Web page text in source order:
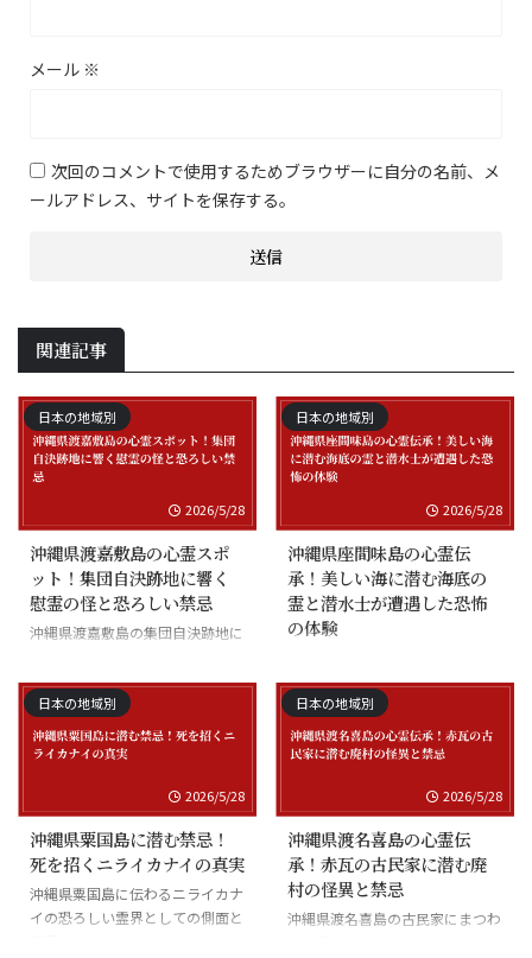
メール ※
次回のコメントで使用するためブラウザーに自分の名前、メ
ールアドレス、サイトを保存する。
関連記事
日本の地域別
2026/5/28
沖縄県渡嘉敷島の心霊スポ
ット！集団自決跡地に響く
慰霊の怪と恐ろしい禁忌
沖縄県渡嘉敷島の集団自決跡地に
日本の地域別
2026/5/28
沖縄県座間味島の心霊伝
承！美しい海に潜む海底の
霊と潜水士が遭遇した恐怖
の体験
士の怪談
日本の地域別
2026/5/28
沖縄県粟国島に潜む禁忌！
死を招くニライカナイの真実
沖縄県粟国島に伝わるニライカナ
イの恐ろしい霊界としての側面と
日本の地域別
2026/5/28
沖縄県渡名喜島の心霊伝
承！赤瓦の古民家に潜む廃
村の怪異と禁忌
沖縄県渡名喜島の古民家にまつわ